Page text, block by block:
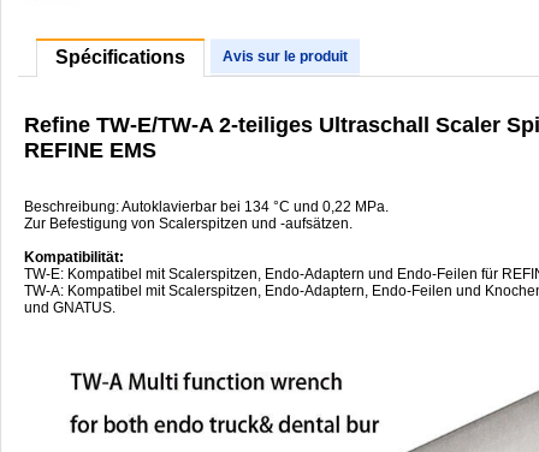
Spécifications Avis sur le produit
Refine TW-E/TW-A 2-teiliges Ultraschall Scaler
REFINE EMS
Beschreibung: Autoklavierbar bei 134 °C und 0,22 MPa.
Zur Befestigung von Scalerspitzen und -aufsätzen.
Kompatibilität:
TW-E: Kompatibel mit Scalerspitzen, Endo-Adaptern und Endo-Feilen für
TW-A: Kompatibel mit Scalerspitzen, Endo-Adaptern, Endo-Feilen und
und GNATUS.